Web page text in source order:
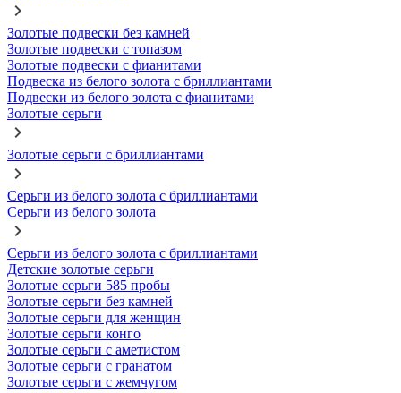
Золотые подвески без камней
Золотые подвески с топазом
Золотые подвески с фианитами
Подвеска из белого золота с бриллиантами
Подвески из белого золота с фианитами
Золотые серьги
Золотые серьги с бриллиантами
Серьги из белого золота с бриллиантами
Серьги из белого золота
Серьги из белого золота с бриллиантами
Детские золотые серьги
Золотые серьги 585 пробы
Золотые серьги без камней
Золотые серьги для женщин
Золотые серьги конго
Золотые серьги с аметистом
Золотые серьги с гранатом
Золотые серьги с жемчугом